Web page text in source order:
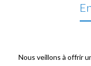
Nous veillons à offrir